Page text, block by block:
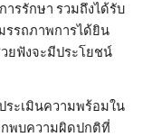
รรักษา รวมถึงได้รับ
รรถภาพการได้ยิน
ยฟังจะมีประโยชน์
ระเมินความพร้อมใน
พบความผิดปกติที่